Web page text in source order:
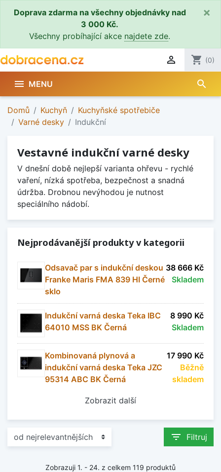
Doprava zdarma na všechny objednávky nad
3 000 Kč.
Všechny probíhající akce najdete zde.
×
 shopping_cart (0)
 MENU search
Domů Kuchyň
Kuchyňské spotřebiče
Varné desky
Indukční
Vestavné indukční varné desky
V dnešní době nejlepší varianta ohřevu - rychlé
vaření, nízká spotřeba, bezpečnost a snadná
údržba. Drobnou nevýhodou je nutnost
speciálního nádobí.
Nejprodávanější produkty v kategorii
Odsavač par s indukční deskou
Franke Maris FMA 839 HI Černé
sklo
38 666 Kč
Skladem
Indukční varná deska Teka IBC
64010 MSS BK Černá
8 990 Kč
Skladem
Kombinovaná plynová a
indukční varná deska Teka JZC
95314 ABC BK Černá
17 990 Kč
Běžně
skladem
Zobrazit další
filter_list Filtruj
Zobrazuji 1. - 24. z celkem 119 produktů